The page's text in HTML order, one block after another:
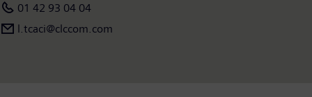
01 42 93 04 04
l.tcaci@clccom.com